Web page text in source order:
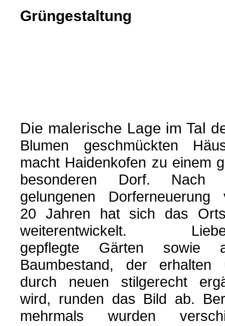
Grüngestaltung
Die malerische Lage im Tal
Blumen geschmückten
macht Haidenkofen zu einem
besonderen Dorf. Nach
gelungenen Dorferneuerung
20 Jahren hat sich das
weiterentwickelt.
gepflegte Gärten sowie
Baumbestand, der erhalten
durch neuen stilgerecht
wird, runden das Bild ab.
mehrmals wurden